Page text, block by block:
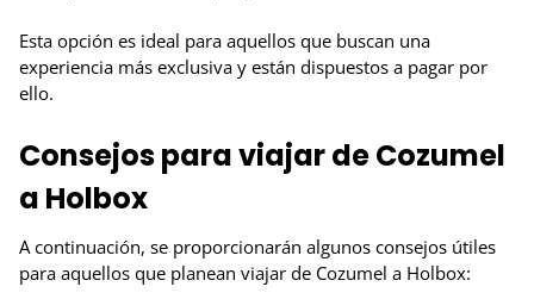
Esta opción es ideal para aquellos que buscan una
experiencia más exclusiva y están dispuestos a pagar por
ello.
Consejos para viajar de Cozumel
a Holbox
A continuación, se proporcionarán algunos consejos útiles
para aquellos que planean viajar de Cozumel a Holbox: